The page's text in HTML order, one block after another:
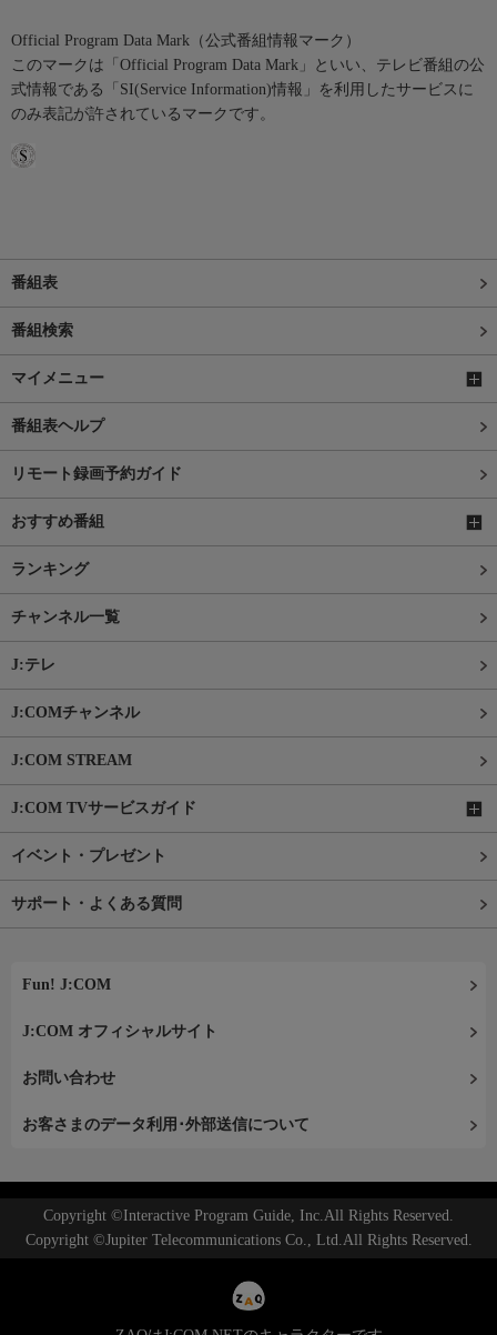
Official Program Data Mark（公式番組情報マーク）
このマークは「Official Program Data Mark」といい、テレビ番組の公
式情報である「SI(Service Information)情報」を利用したサービスに
のみ表記が許されているマークです。
番組表
番組検索
マイメニュー
番組表ヘルプ
リモート録画予約ガイド
おすすめ番組
ランキング
チャンネル一覧
J:テレ
J:COMチャンネル
J:COM STREAM
J:COM TVサービスガイド
イベント・プレゼント
サポート・よくある質問
Fun! J:COM
J:COM オフィシャルサイト
お問い合わせ
お客さまのデータ利用･外部送信について
Copyright ©Interactive Program Guide, Inc.All Rights Reserved.
Copyright ©Jupiter Telecommunications Co., Ltd.All Rights Reserved.